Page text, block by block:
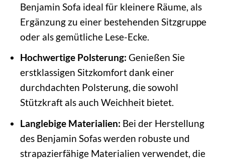
Benjamin Sofa ideal für kleinere Räume, als
Ergänzung zu einer bestehenden Sitzgruppe
oder als gemütliche Lese-Ecke.
Hochwertige Polsterung: Genießen Sie
erstklassigen Sitzkomfort dank einer
durchdachten Polsterung, die sowohl
Stützkraft als auch Weichheit bietet.
Langlebige Materialien: Bei der Herstellung
des Benjamin Sofas werden robuste und
strapazierfähige Materialien verwendet, die